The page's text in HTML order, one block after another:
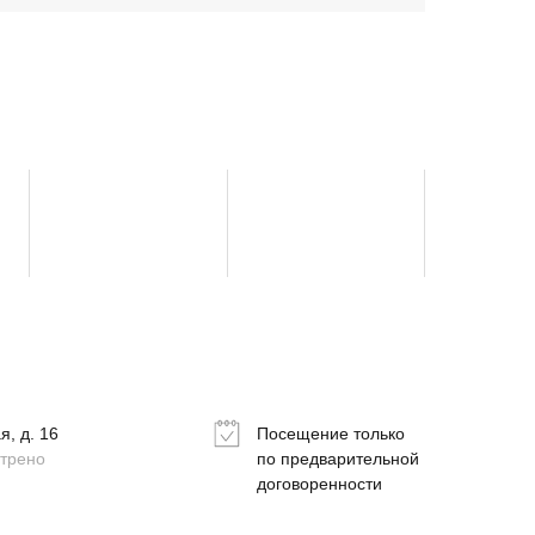
Посещение только
по предварительной
договоренности
д. 16